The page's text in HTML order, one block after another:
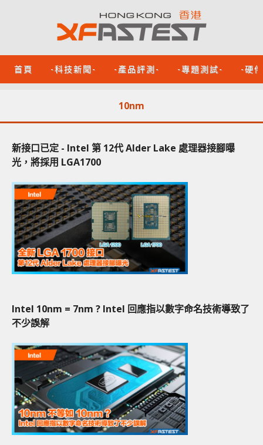
首頁 -科技新聞- -產品評測- -專題測試- -硬
10nm
新接口已定 - Intel 第 12代 Alder Lake 處理器接腳曝
光，將採用 LGA1700
Intel 10nm = 7nm ? Intel 回應指以數字命名技術導致了
不少誤解